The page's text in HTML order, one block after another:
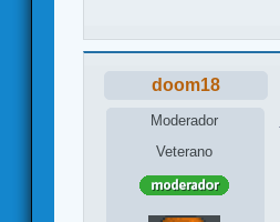
doom18
Moderador
Veterano